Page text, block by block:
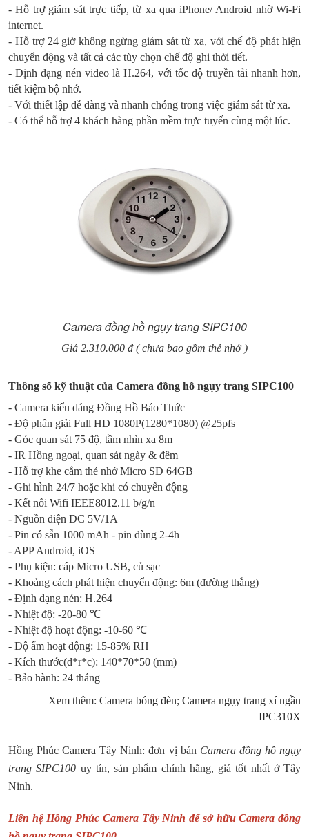
- Hỗ trợ giám sát trực tiếp, từ xa qua iPhone/ Android nhờ Wi-Fi
internet.
- Hỗ trợ 24 giờ không ngừng giám sát từ xa, với chế độ phát hiện
chuyển động và tất cả các tùy chọn chế độ ghi thời tiết.
- Định dạng nén video là H.264, với tốc độ truyền tải nhanh hơn,
tiết kiệm bộ nhớ.
- Với thiết lập dễ dàng và nhanh chóng trong việc giám sát từ xa.
- Có thể hỗ trợ 4 khách hàng phần mềm trực tuyến cùng một lúc.
Camera đồng hồ ngụy trang SIPC100
Giá 2.310.000 đ ( chưa bao gồm thẻ nhớ )
Thông số kỹ thuật của Camera đồng hồ ngụy trang SIPC100
- Camera kiểu dáng Đồng Hồ Báo Thức
- Độ phân giải Full HD 1080P(1280*1080) @25pfs
- Góc quan sát 75 độ, tầm nhìn xa 8m
- IR Hồng ngoại, quan sát ngày & đêm
- Hỗ trợ khe cắm thẻ nhớ Micro SD 64GB
- Ghi hình 24/7 hoặc khi có chuyển động
- Kết nối Wifi IEEE8012.11 b/g/n
- Nguồn điện DC 5V/1A
- Pin có sẵn 1000 mAh - pin dùng 2-4h
- APP Android, iOS
- Phụ kiện: cáp Micro USB, củ sạc
- Khoảng cách phát hiện chuyển động: 6m (đường thẳng)
- Định dạng nén: H.264
- Nhiệt độ: -20-80 ℃
- Nhiệt độ hoạt động: -10-60 ℃
- Độ ẩm hoạt động: 15-85% RH
- Kích thước(d*r*c): 140*70*50 (mm)
- Bảo hành: 24 tháng
Xem thêm: Camera bóng đèn; Camera ngụy trang xí ngầu
IPC310X
Hồng Phúc Camera Tây Ninh: đơn vị bán Camera đồng hồ ngụy
trang SIPC100 uy tín, sản phẩm chính hãng, giá tốt nhất ở Tây
Ninh.
Liên hệ Hồng Phúc Camera Tây Ninh để sở hữu Camera đồng